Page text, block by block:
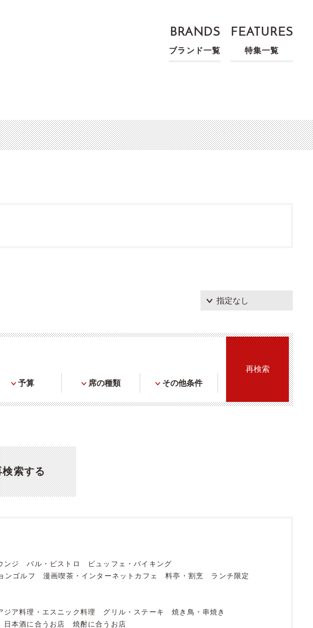
BRANDS
ブランド一覧
FEATURES
特集一覧
予算 席の種類 その他条件
索する
ンジ バル・ビストロ
ビュッフェ・バイキング
ンゴルフ 漫画喫茶・インターネットカフェ 料亭・割烹
ランチ限定
ジア料理・エスニック料理 グリル・ステーキ
焼き鳥・串焼き
日本酒に合うお店
焼酎に合うお店